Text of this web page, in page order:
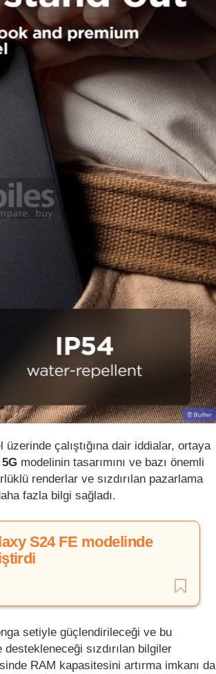
çalıştığına dair iddialar, ortaya
modelinin tasarımını ve bazı önemli
renderlar ve sızdırılan pazarlama
fazla bilgi sağladı.
S24 FE modelinde
setiyle güçlendirileceği ve bu
sızdırılan bilgiler
RAM kapasitesini artırma imkanı da